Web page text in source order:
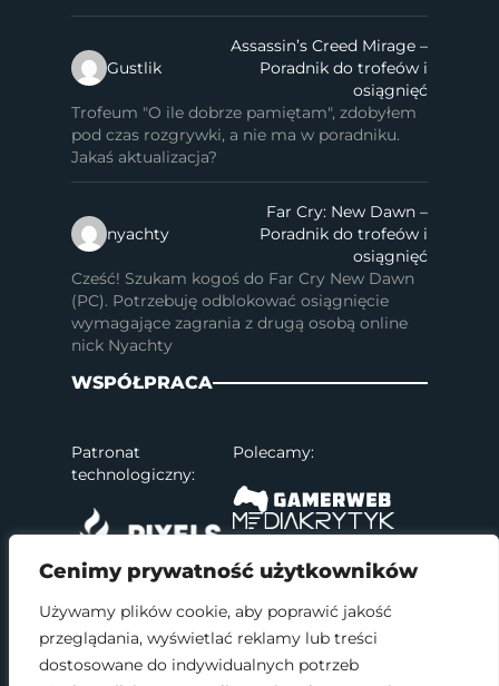
Cenimy prywatność użytkowników
Używamy plików cookie, aby poprawić jakość
przeglądania, wyświetlać reklamy lub treści
dostosowane do indywidualnych potrzeb
Gustlik
Assassin’s Creed Mirage –
Poradnik do trofeów i
osiągnięć
Trofeum "O ile dobrze pamiętam", zdobyłem
pod czas rozgrywki, a nie ma w poradniku.
Jakaś aktualizacja?
nyachty
Far Cry: New Dawn –
Poradnik do trofeów i
osiągnięć
Cześć! Szukam kogoś do Far Cry New Dawn
(PC). Potrzebuję odblokować osiągnięcie
wymagające zagrania z drugą osobą online
nick Nyachty
WSPÓŁPRACA
Patronat
technologiczny:
Polecamy:
SOCIAL MEDIA